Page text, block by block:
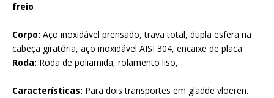
freio
Corpo: Aço inoxidável prensado, trava total, dupla esfera na
cabeça giratória, aço inoxidável AISI 304, encaixe de placa
Roda: Roda de poliamida, rolamento liso,
Características: Para dois transportes em gladde vloeren.